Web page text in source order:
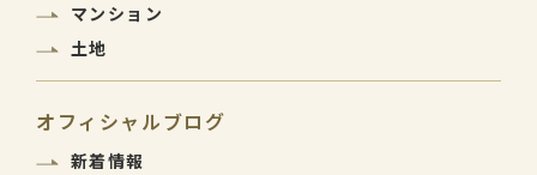
マンション
土地
オフィシャルブログ
新着情報